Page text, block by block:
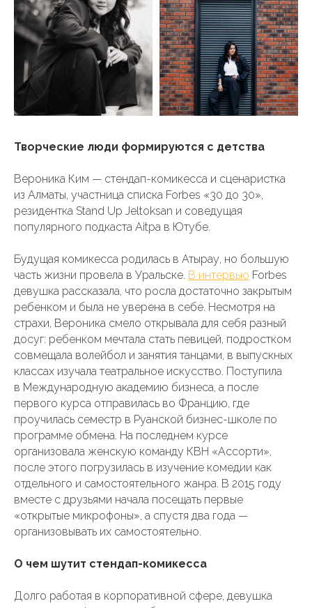
Творческие люди формируются с детства
Вероника Ким — стендап-комикесса и сценаристка
из Алматы, участница списка Forbes «30 до 30»,
резидентка Stand Up Jeltoksan и соведущая
популярного подкаста Aitpa в Ютубе.
Будущая комикесса родилась в Атырау, но большую
часть жизни провела в Уральске. В интервью Forbes
девушка рассказала, что росла достаточно закрытым
ребенком и была не уверена в себе. Несмотря на
страхи, Вероника смело открывала для себя разный
досуг: ребенком мечтала стать певицей, подростком
совмещала волейбол и занятия танцами, в выпускных
классах изучала театральное искусство. Поступила
в Международную академию бизнеса, а после
первого курса отправилась во Францию, где
проучилась семестр в Руанской бизнес-школе по
программе обмена. На последнем курсе
организовала женскую команду КВН «Ассорти»,
после этого погрузилась в изучение комедии как
отдельного и самостоятельного жанра. В 2015 году
вместе с друзьями начала посещать первые
«открытые микрофоны», а спустя два года —
организовывать их самостоятельно.
О чем шутит стендап-комикесса
Долго работая в корпоративной сфере, девушка